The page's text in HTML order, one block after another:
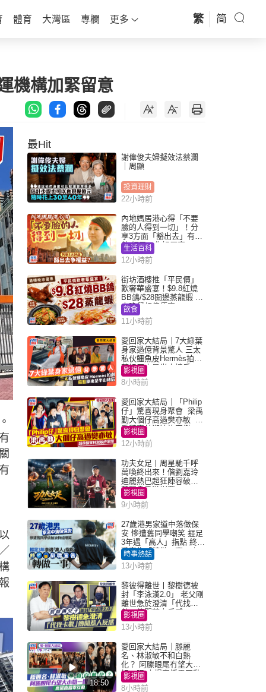
體育 大灣區 專欄 更多 繁 简
機構加緊留意
最Hit
謝偉俊夫婦擬效法蔡瀾
｜周顯
投資理財
22小時前
內地媽居港心得「不要
臉的人得到一切」！分
享3方面「豁出去」有著
數 網民：你好厲害
生活百科
12小時前
街坊酒樓推「平民價」
歎奢華盛宴！$9.8紅燒
BB鴿/$28開邊蒸龍蝦 3
大晚餐超值優惠
飲食
11小時前
愛回家大結局｜7大綠葉
身家過億背景驚人 三太
私伙鱷魚皮Hermès拍劇
蘇姐原來是半山樓后
影視圈
8小時前
愛回家大結局｜「Philip
仔」驚喜現身聚會 梁禹
勤大個仔高過樊亦敏 超
乖黐實林淑敏許家傑
影視圈
12小時前
功夫女足丨周星馳千呼
萬喚終出來！偕劉嘉玲
迪麗熱巴超狂陣容破天
荒現身香港謝票
影視圈
9小時前
27歲港男家道中落做保
安 慘遭舊同學嘲笑 捱足
3年遇「高人」指點 終辭
職宣告「轉做一事」｜
Juicy叮
時事熱話
13小時前
黎彼得離世丨黎樹德被
封「李泳漢2.0」 老父剛
離世急於澄清「代找卡
數」傳聞惹人反感
影視圈
13小時前
18:50
愛回家大結局｜滕麗
名、林淑敏不和白熱
化？ 阿滕眼尾冇望大小
姐一眼 商場直播零互動
影視圈
8小時前